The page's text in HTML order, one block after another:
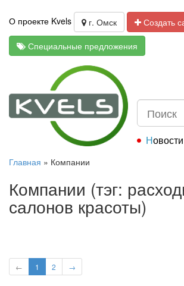
О проекте Kvels г. Омск
Создать
Специальные предложения
Новости
Главная » Компании
Компании (тэг:
салонов красоты)
← 1 2 →